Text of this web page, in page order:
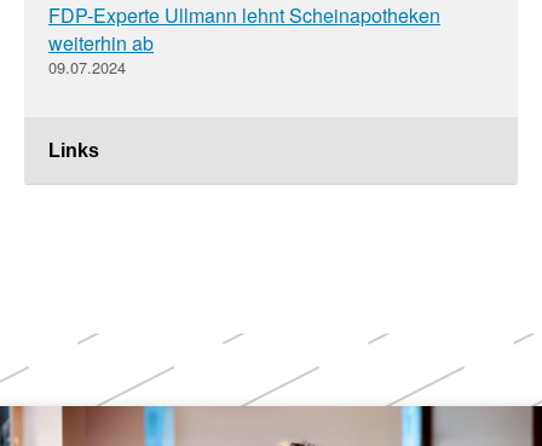
Links
FDP-Experte Ullmann lehnt Scheinapotheken
weiterhin ab
09.07.2024
Weitere
Themen